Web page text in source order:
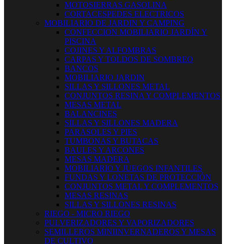
MOTOSIERRAS GASOLINA
CORTACESPEDES ELECTRICOS
MOBILIARIO DE JARDIN Y CAMPING
CONFECCION MOBILIARIO JARDÍN Y
PISCINA
COJINES Y ALFOMBRAS
CARPAS Y TOLDOS DE SOMBREO
BANCOS
MOBILIARIO JARDIN
SILLAS Y SILLONES METAL
CONJUNTOS RESINA Y COMPLEMENTOS
MESAS METAL
BALANCINES
SILLAS Y SILLONES MADERA
PARASOLES Y PIES
TUMBONAS Y BUTACAS
BAULES Y ARCONES
MESAS MADERA
MOBILIARIO Y JUEGOS INFANTILES
FUNDAS Y LONETAS DE PROTECCIÓN
CONJUNTOS METAL Y COMPLEMENTOS
MESAS RESINAS
SILLAS Y SILLONES RESINAS
RIEGO - MICRO RIEGO
PULVERIZADORES Y VAPORIZADORES
SEMILLEROS MINIINVERNADEROS Y MESAS
DE CULTIVO